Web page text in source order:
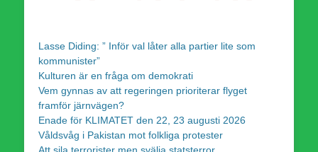
Lasse Diding: ” Inför val låter alla partier lite som
kommunister”
Kulturen är en fråga om demokrati
Vem gynnas av att regeringen prioriterar flyget
framför järnvägen?
Enade för KLIMATET den 22, 23 augusti 2026
Våldsvåg i Pakistan mot folkliga protester
Att sila terrorister men svälja statsterror